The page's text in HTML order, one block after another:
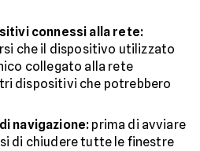
connessi alla rete:
che il dispositivo utilizzato
collegato alla rete
dispositivi che potrebbero
navigazione: prima di avviare
di chiudere tutte le finestre